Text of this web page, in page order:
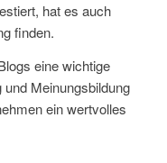
hat es auch
finden.
eine wichtige
Meinungsbildung
ein wertvolles